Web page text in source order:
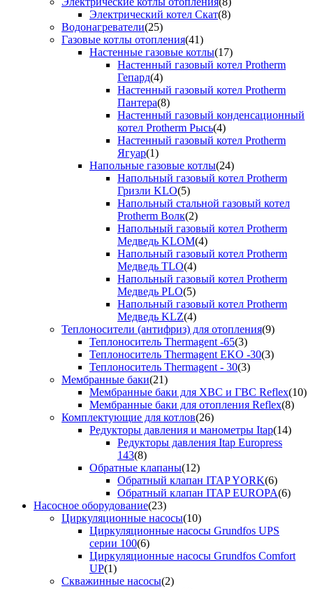
Электрический котел Скат(8)
Водонагреватели(25)
Газовые котлы отопления(41)
Настенные газовые котлы(17)
Настенный газовый котел Protherm
Гепард(4)
Настенный газовый котел Protherm
Пантера(8)
Настенный газовый конденсационный
котел Protherm Рысь(4)
Настенный газовый котел Protherm
Ягуар(1)
Напольные газовые котлы(24)
Напольный газовый котел Protherm
Гризли KLO(5)
Напольный стальной газовый котел
Protherm Волк(2)
Напольный газовый котел Protherm
Медведь KLOM(4)
Напольный газовый котел Protherm
Медведь TLO(4)
Напольный газовый котел Protherm
Медведь PLO(5)
Напольный газовый котел Protherm
Медведь KLZ(4)
Теплоносители (антифриз) для отопления(9)
Теплоноситель Thermagent -65(3)
Теплоноситель Thermagent EKO -30(3)
Теплоноситель Thermagent - 30(3)
Мембранные баки(21)
Мембранные баки для ХВС и ГВС Reflex(10)
Мембранные баки для отопления Reflex(8)
Комплектующие для котлов(26)
Редукторы давления и манометры Itap(14)
Редукторы давления Itap Europress
143(8)
Обратные клапаны(12)
Обратный клапан ITAP YORK(6)
Обратный клапан ITAP EUROPA(6)
Насосное оборудование(23)
Циркуляционные насосы(10)
Циркуляционные насосы Grundfos UPS
серии 100(6)
Циркуляционные насосы Grundfos Comfort
UP(1)
Скважинные насосы(2)